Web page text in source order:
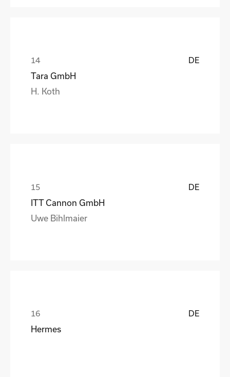
DE
Tara GmbH
H. Koth
DE
ITT Cannon GmbH
Uwe Bihlmaier
DE
Hermes